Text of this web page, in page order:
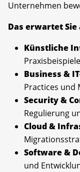
Unternehmen
Das erwartet
Künstliche
Business &
Practices und
Security &
Regulierung
Cloud &
Software &
und